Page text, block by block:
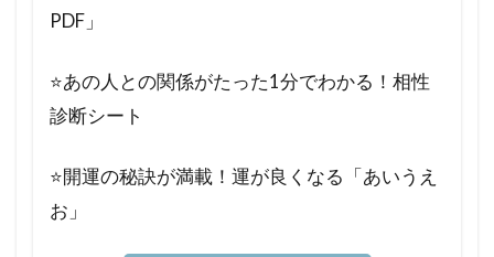
PDF」
⭐️あの人との関係がたった1分でわかる！相性
診断シート
⭐️開運の秘訣が満載！運が良くなる「あいうえ
お」